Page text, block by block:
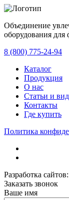
Объединение
оборудования для
8 (800) 775-24-94
Каталог
Продукция
О нас
Статьи и
Контакты
Где купить
Политика
Разработка
Заказать звонок
Ваше имя